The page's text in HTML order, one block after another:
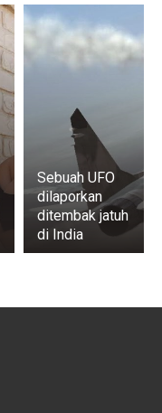
Sebuah UFO
dilaporkan
ditembak jatuh
di India